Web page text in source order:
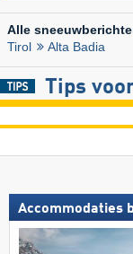
Alle
Tirol
Alta Badia
Tips
Accommodaties